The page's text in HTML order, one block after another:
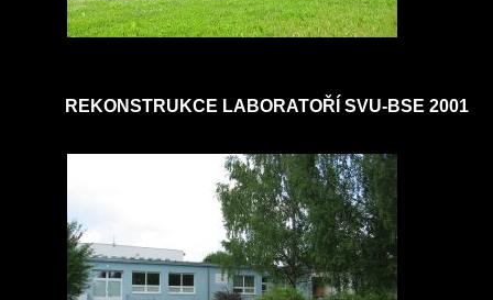
REKONSTRUKCE LABORATOŘÍ SVU-BSE 2001